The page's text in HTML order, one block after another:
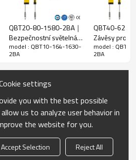
，L je délka vysílače a přijímače.
mm
materiál
QBT20-80-1580-2BA｜
Bezpečnostní světelná
obrazovka｜DADISICK
model : QBT10-164-1630-
2BA
QBT40-62-
Závěsy pro
stroje｜
model :
2BA
settings
you with the best possible
us to analyze user behavior in
the website for you.
Accept Selection Reject All